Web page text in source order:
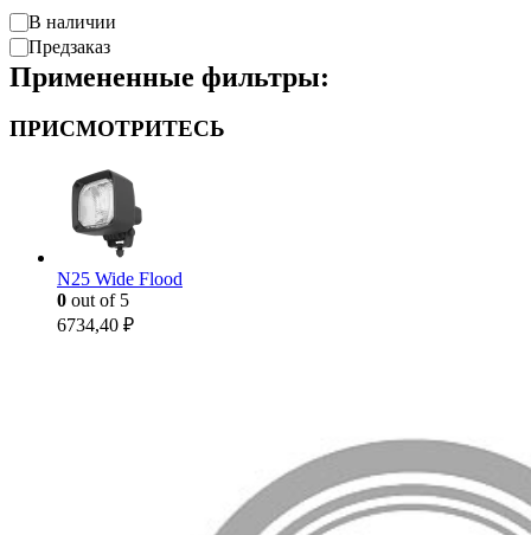
Доступность
В наличии
Предзаказ
Примененные фильтры:
ПРИСМОТРИТЕСЬ
N25 Wide Flood
0 out of 5
6734,40 ₽